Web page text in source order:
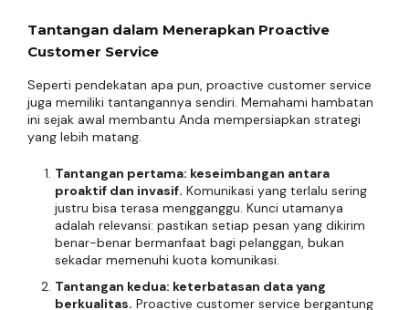
Tantangan dalam Menerapkan Proactive
Customer Service
Seperti pendekatan apa pun, proactive customer service
juga memiliki tantangannya sendiri. Memahami hambatan
ini sejak awal membantu Anda mempersiapkan strategi
yang lebih matang.
Tantangan pertama: keseimbangan antara
proaktif dan invasif. Komunikasi yang terlalu sering
justru bisa terasa mengganggu. Kunci utamanya
adalah relevansi: pastikan setiap pesan yang dikirim
benar-benar bermanfaat bagi pelanggan, bukan
sekadar memenuhi kuota komunikasi.
Tantangan kedua: keterbatasan data yang
berkualitas. Proactive customer service bergantung